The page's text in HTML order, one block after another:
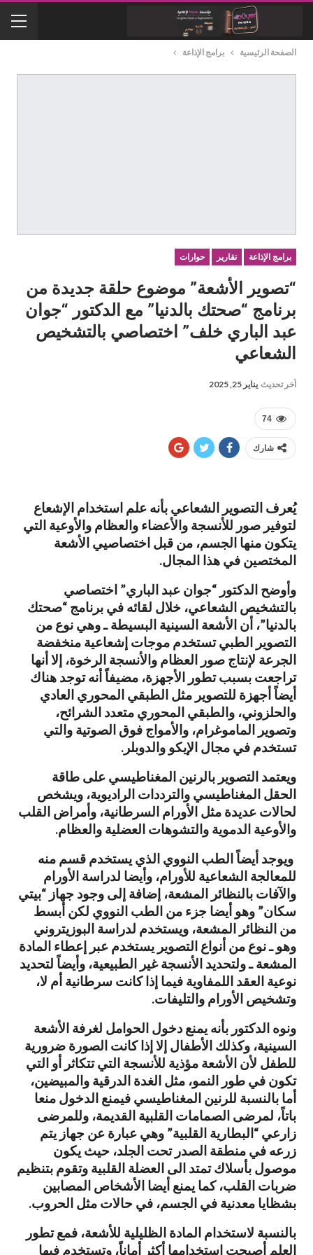
الصفحة الرئيسية برامج الإذاعة
برامج الإذاعة تقارير حوارات
“تصوير الأشعة” موضوع حلقة جديدة من
برنامج “صحتك بالدنيا” مع الدكتور “جوان
عبد الباري خلف” اختصاصي بالتشخيص
الشعاعي
آخر تحديث يناير 25, 2025
74
شارك
يُعرف التصوير الشعاعي بأنه علم استخدام الإشعاع
لتوفير صور للأنسجة والأعضاء والعظام والأوعية التي
يتكون منها الجسم، من قبل اختصاصيي الأشعة
المختصين في هذا المجال.
وأوضح الدكتور “جوان عبد الباري” اختصاصي
بالتشخيص الشعاعي، خلال لقائه في برنامج “صحتك
بالدنيا”، أن الأشعة السينية البسيطة ـ وهي نوع من
التصوير الطبي تستخدم موجات إشعاعية منخفضة
الجرعة لإنتاج صور العظام والأنسجة الرخوة، إلا أنها
تراجعت بسبب تطور الأجهزة، مضيفاً أنه توجد هناك
أيضاً أجهزة للتصوير مثل الطبقي المحوري العادي
والحلزوني، والطبقي المحوري متعدد الشرائح،
وتصوير الماموغرام، والأمواج فوق الصوتية والتي
تستخدم في مجال الإيكو والدوبلر.
ويعتمد التصوير بالرنين المغناطيسي على طاقة
الحقل المغناطيسي والترددات الراديوية، ويشخص
لحالات عديدة مثل الأورام السرطانية، وأمراض القلب
والأوعية الدموية والتشوهات العضلية والعظام.
ويوجد أيضاً الطب النووي الذي يستخدم قسم منه
للمعالجة الشعاعية للأورام، وأيضا لدراسة الأورام
والآفات بالنظائر المشعة، إضافة إلى وجود جهاز “بيتي
سكان” وهو أيضا جزء من الطب النووي لكن أبسط
من النظائر المشعة، ويستخدم لدراسة البوزيتروني
وهو ـ نوع من أنواع التصوير يستخدم عبر إعطاء المادة
المشعة ـ ولتحديد الأنسجة غير الطبيعية، وأيضاً لتحديد
نوعية العقد اللمفاوية فيما إذا كانت سرطانية أم لا،
وتشخيص الأورام والتليفات.
ونوه الدكتور بأنه يمنع دخول الحوامل لغرفة الأشعة
السينية، وكذلك الأطفال إلا إذا كانت الصورة ضرورية
للطفل لأن الأشعة مؤذية للأنسجة التي تتكاثر أو التي
تكون في طور النمو، مثل الغدة الدرقية والمبيضين،
أما بالنسبة للرنين المغناطيسي فيمنع الدخول منعا
باتاً، لمرضى الصمامات القلبية القديمة، وللمرضى
زارعي “البطارية القلبية” وهي عبارة عن جهاز يتم
زرعه في منطقة الصدر تحت الجلد، حيث يكون
موصول بأسلاك تمتد الى العضلة القلبية وتقوم بتنظيم
ضربات القلب، كما يمنع أيضا الأشخاص المصابين
بشظايا معدنية في الجسم، في حالات مثل الحروب.
بالنسبة لاستخدام المادة الظليلية للأشعة، فمع تطور
العلم أصبحت استخدامها أكثر أماناً، وتستخدم فيها